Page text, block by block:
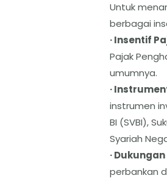
Untuk
berbagai
· Insentif
Pajak
umumnya.
·
instrumen
BI (SVBI),
Syariah
·
perbankan